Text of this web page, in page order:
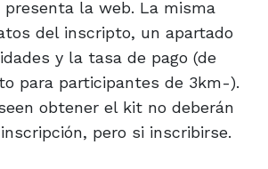
la web. La misma
del inscripto, un apartado
y la tasa de pago (de
para participantes de 3km-).
obtener el kit no deberán
pero si inscribirse.